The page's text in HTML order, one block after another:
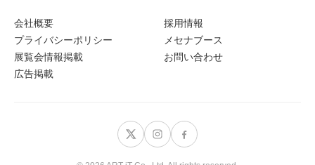
会社概要
プライバシーポリシー
展覧会情報掲載
広告掲載
採用情報
メセナブース
お問い合わせ